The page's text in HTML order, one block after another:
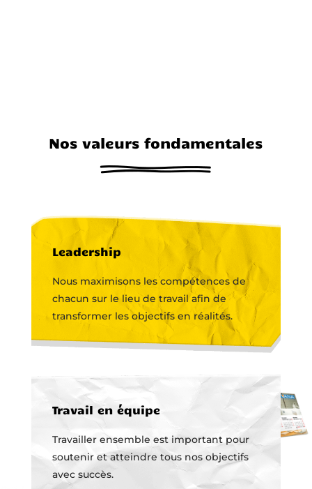
Nos valeurs fondamentales
Leadership
Nous maximisons les compétences de
chacun sur le lieu de travail afin de
transformer les objectifs en réalités.
Travail en équipe
Travailler ensemble est important pour
soutenir et atteindre tous nos objectifs
avec succès.